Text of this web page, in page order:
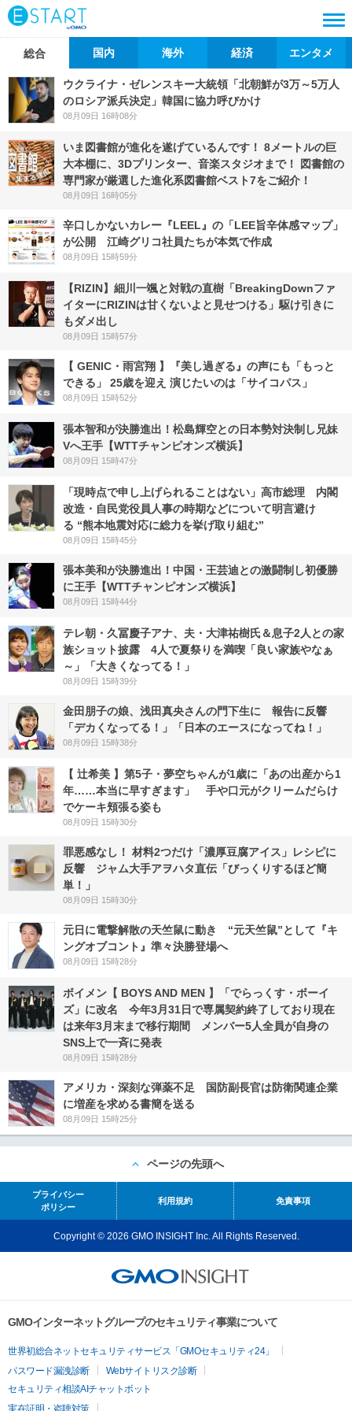
総合 国内 海外 経済 エンタメ
ウクライナ・ゼレンスキー大統領「北朝鮮が3万～5万人
のロシア派兵決定」韓国に協力呼びかけ
08月09日 16時08分
いま図書館が進化を遂げているんです！ 8メートルの巨
大本棚に、3Dプリンター、音楽スタジオまで！ 図書館の
専門家が厳選した進化系図書館ベスト7をご紹介！
08月09日 16時05分
辛口しかないカレー『LEEL』の「LEE旨辛体感マップ」
が公開 江崎グリコ社員たちが本気で作成
08月09日 15時59分
【RIZIN】細川一颯と対戦の直樹「BreakingDownファ
イターにRIZINは甘くないよと見せつける」駆け引きに
もダメ出し
08月09日 15時57分
【 GENIC・雨宮翔 】『美し過ぎる』の声にも「もっと
できる」 25歳を迎え 演じたいのは「サイコパス」
08月09日 15時52分
張本智和が決勝進出！松島輝空との日本勢対決制し兄妹
Vへ王手【WTTチャンピオンズ横浜】
08月09日 15時47分
「現時点で申し上げられることはない」高市総理 内閣
改造・自民党役員人事の時期などについて明言避け
る “熊本地震対応に総力を挙げ取り組む”
08月09日 15時45分
張本美和が決勝進出！中国・王芸迪との激闘制し初優勝
に王手【WTTチャンピオンズ横浜】
08月09日 15時44分
テレ朝・久冨慶子アナ、夫・大津祐樹氏＆息子2人との家
族ショット披露 4人で夏祭りを満喫「良い家族やなぁ
～」「大きくなってる！」
08月09日 15時39分
金田朋子の娘、浅田真央さんの門下生に 報告に反響
「デカくなってる！」「日本のエースになってね！」
08月09日 15時38分
【 辻希美 】第5子・夢空ちゃんが1歳に「あの出産から1
年……本当に早すぎます」 手や口元がクリームだらけ
でケーキ頬張る姿も
08月09日 15時30分
罪悪感なし！ 材料2つだけ「濃厚豆腐アイス」レシピに
反響 ジャム大手アヲハタ直伝「びっくりするほど簡
単！」
08月09日 15時30分
元日に電撃解散の天竺鼠に動き “元天竺鼠”として『キ
ングオブコント』準々決勝登場へ
08月09日 15時28分
ボイメン【 BOYS AND MEN 】「でらっくす・ボーイ
ズ」に改名 今年3月31日で専属契約終了しており現在
は来年3月末まで移行期間 メンバー5人全員が自身の
SNS上で一斉に発表
08月09日 15時28分
アメリカ・深刻な弾薬不足 国防副長官は防衛関連企業
に増産を求める書簡を送る
08月09日 15時25分
ページの先頭へ
プライバシー
ポリシー
利用規約 免責事項
Copyright © 2026 GMO INSIGHT Inc. All Rights Reserved.
GMOインターネットグループのセキュリティ事業について
世界初総合ネットセキュリティサービス「GMOセキュリティ24」
パスワード漏洩診断
Webサイトリスク診断
セキュリティ相談AIチャットボット
実在証明・盗聴対策